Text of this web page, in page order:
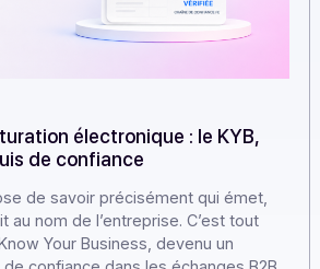
électronique : le KYB,
de confiance